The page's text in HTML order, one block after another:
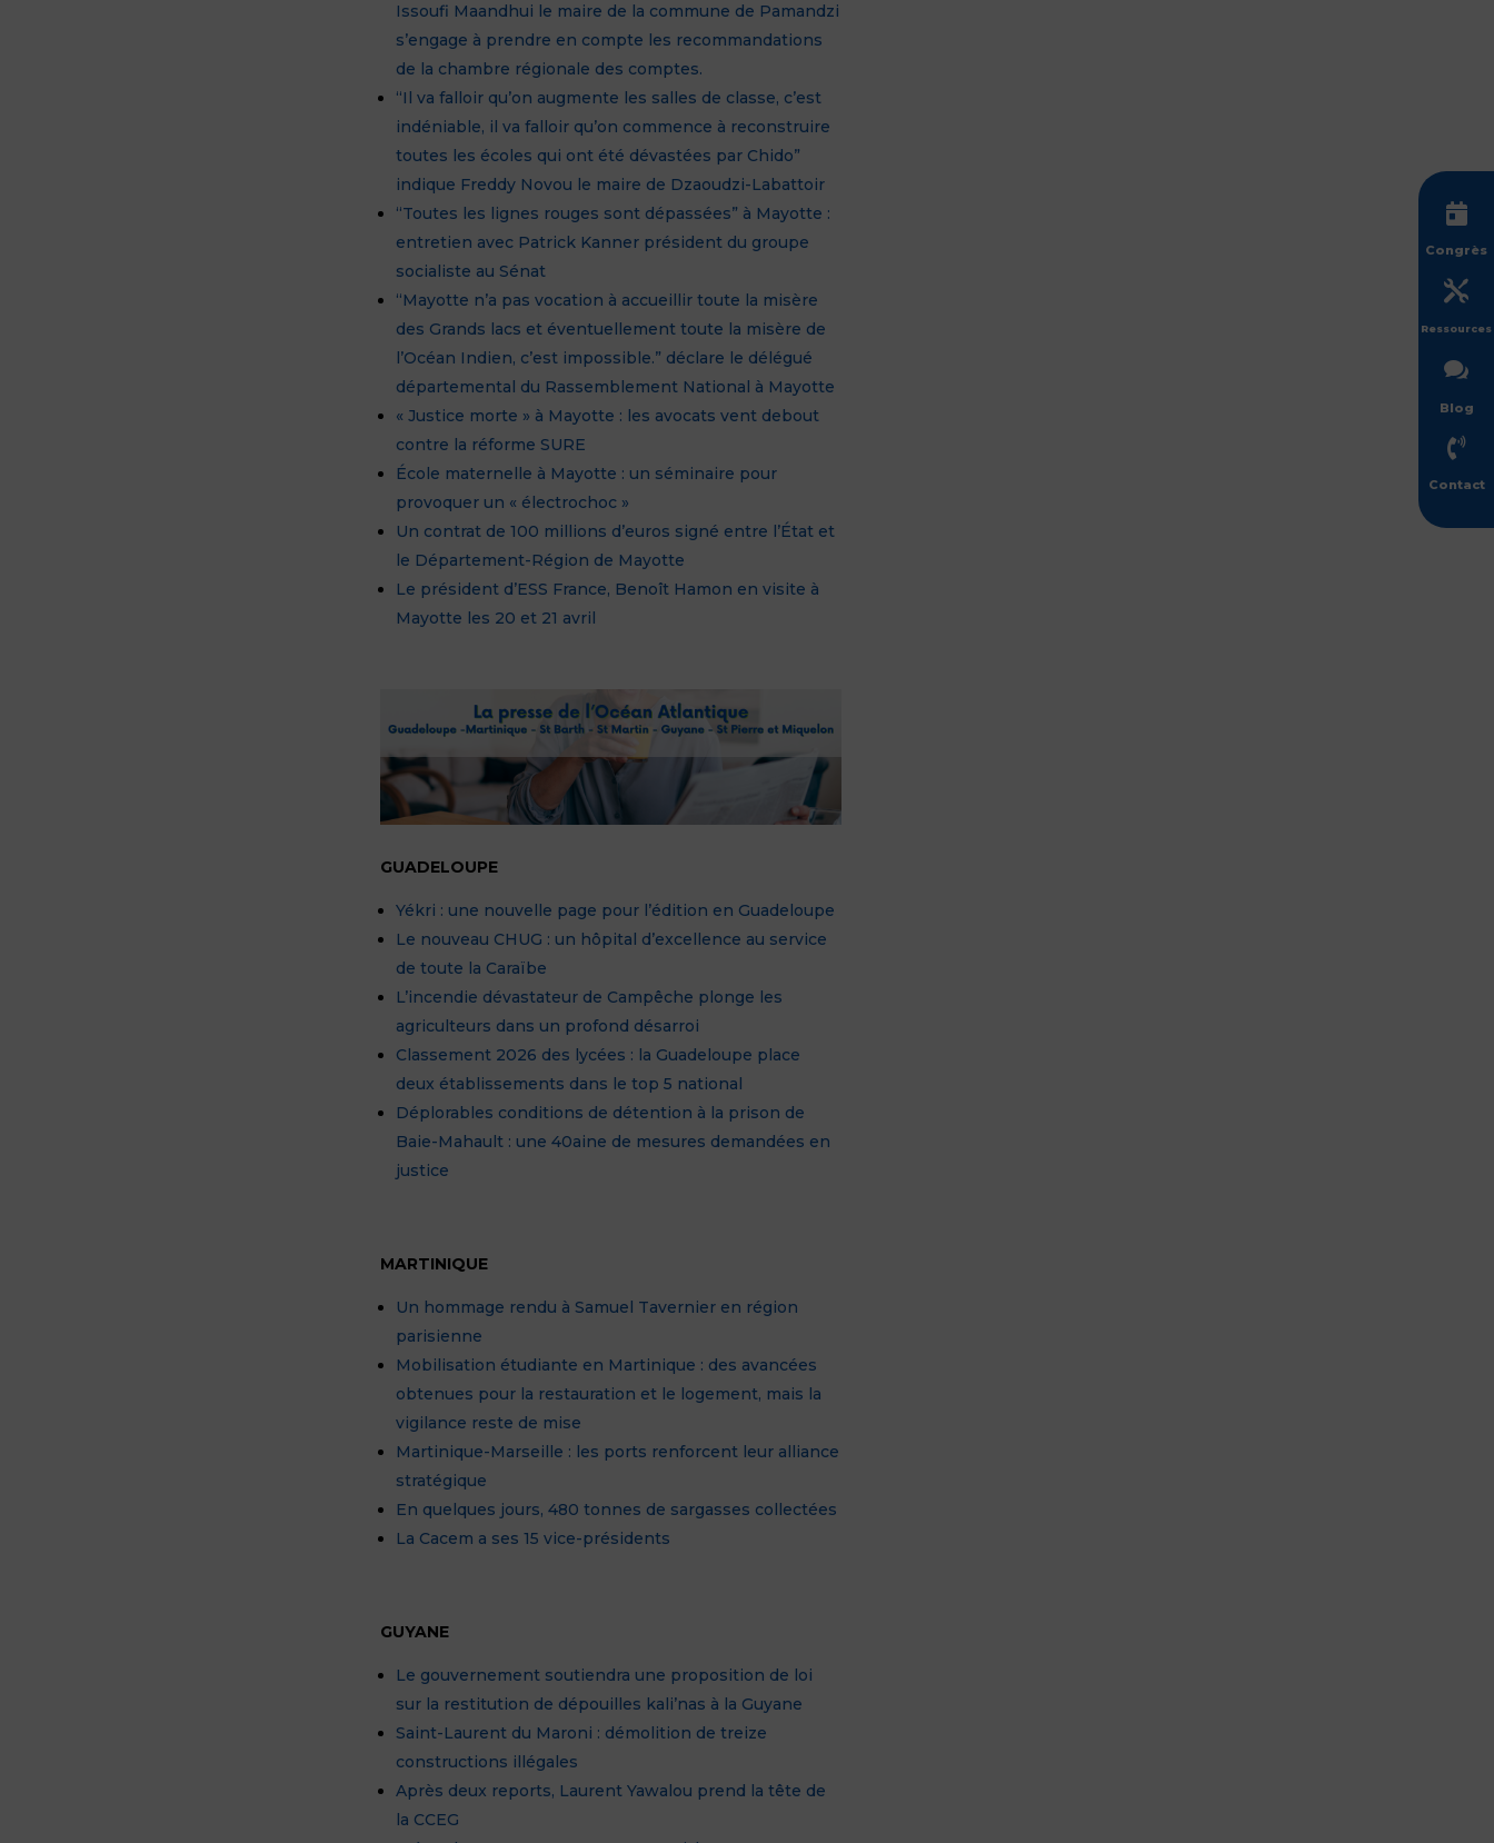

Congrès

Ressources

Blog

Contact
Issoufi Maandhui le maire de la commune de Pamandzi
s’engage à prendre en compte les recommandations
de la chambre régionale des comptes.
“Il va falloir qu’on augmente les salles de classe, c’est
indéniable, il va falloir qu’on commence à reconstruire
toutes les écoles qui ont été dévastées par Chido”
indique Freddy Novou le maire de Dzaoudzi-Labattoir
“Toutes les lignes rouges sont dépassées” à Mayotte :
entretien avec Patrick Kanner président du groupe
socialiste au Sénat
“Mayotte n’a pas vocation à accueillir toute la misère
des Grands lacs et éventuellement toute la misère de
l’Océan Indien, c’est impossible.” déclare le délégué
départemental du Rassemblement National à Mayotte
« Justice morte » à Mayotte : les avocats vent debout
contre la réforme SURE
École maternelle à Mayotte : un séminaire pour
provoquer un « électrochoc »
Un contrat de 100 millions d’euros signé entre l’État et
le Département-Région de Mayotte
Le président d’ESS France, Benoît Hamon en visite à
Mayotte les 20 et 21 avril
GUADELOUPE
Yékri : une nouvelle page pour l’édition en Guadeloupe
Le nouveau CHUG : un hôpital d’excellence au service
de toute la Caraïbe
L’incendie dévastateur de Campêche plonge les
agriculteurs dans un profond désarroi
Classement 2026 des lycées : la Guadeloupe place
deux établissements dans le top 5 national
Déplorables conditions de détention à la prison de
Baie-Mahault : une 40aine de mesures demandées en
justice
MARTINIQUE
Un hommage rendu à Samuel Tavernier en région
parisienne
Mobilisation étudiante en Martinique : des avancées
obtenues pour la restauration et le logement, mais la
vigilance reste de mise
Martinique-Marseille : les ports renforcent leur alliance
stratégique
En quelques jours, 480 tonnes de sargasses collectées
La Cacem a ses 15 vice-présidents
GUYANE
Le gouvernement soutiendra une proposition de loi
sur la restitution de dépouilles kali’nas à la Guyane
Saint-Laurent du Maroni : démolition de treize
constructions illégales
Après deux reports, Laurent Yawalou prend la tête de
la CCEG